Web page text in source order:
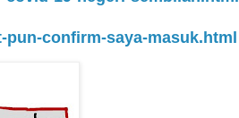
confirm-saya-masuk.html